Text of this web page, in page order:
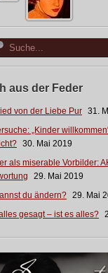
aus der Feder
von der Liebe Pur 31.
„Kinder
30. Mai 2019
als miserable Vorbilder:
29. Mai 2019
du ändern? 29. Mai
gesagt – ist es alles?